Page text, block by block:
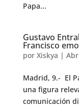
Papa...
Gustavo
Francisco
por Xiskya |
Madrid, 9.- El
una figura
comunicación